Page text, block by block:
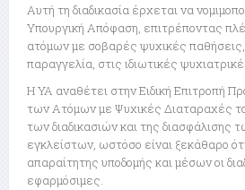
Αυτή τη διαδικασία έρχεται να
Υπουργική Απόφαση, επιτρέποντας
ατόμων με σοβαρές ψυχικές
παραγγελία, στις ιδιωτικές
Η ΥΑ αναθέτει στην Ειδική Επιτροπή
των Ατόμων με Ψυχικές Διαταραχές
των διαδικασιών και της διασφάλισης
εγκλείστων, ωστόσο είναι ξεκάθαρο
απαραίτητης υποδομής και μέσων οι
εφαρμόσιμες.